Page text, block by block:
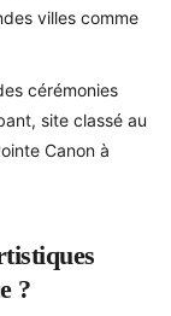
villes comme
cérémonies
site classé au
Canon à
?